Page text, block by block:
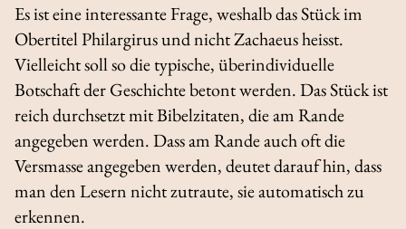
Es ist eine interessante Frage, weshalb das Stück im
ObertitelPhilargirusund nichtZachaeusheisst.
Vielleicht soll so die typische, überindividuelle
Botschaft der Geschichte betont werden. Das Stück ist
reich durchsetzt mit Bibelzitaten, die am Rande
angegeben werden. Dass am Rande auch oft die
Versmasse angegeben werden, deutet darauf hin, dass
man den Lesern nicht zutraute, sie automatisch zu
erkennen.